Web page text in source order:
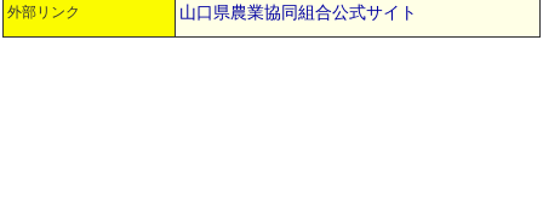
外部リンク 山口県農業協同組合公式サイト